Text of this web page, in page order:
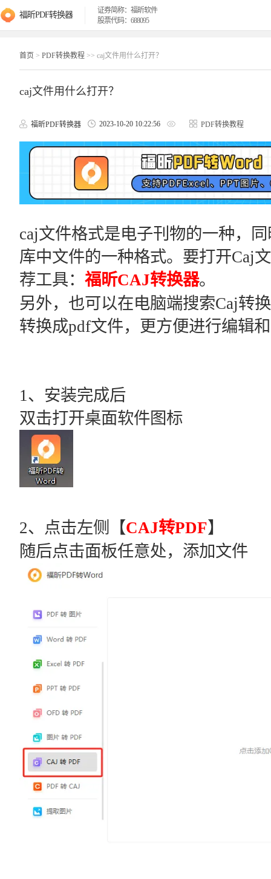
福昕PDF转换器
证券简称：福昕软件
股票代码：688095
首页 > PDF转换教程 >> caj文件用什么打开？
caj文件用什么打开？
福昕PDF转换器 2023-10-20 10:22:56 PDF转换教程
caj文件格式是电子刊物的一种，
库中文件的一种格式。要打开Caj
荐工具： 福昕CAJ转换器。
另外，也可以在电脑端搜索Caj转
转换成pdf文件，更方便进行编辑
1、安装完成后
双击打开桌面软件图标
2、点击左侧【CAJ转PDF】
随后点击面板任意处，添加文件